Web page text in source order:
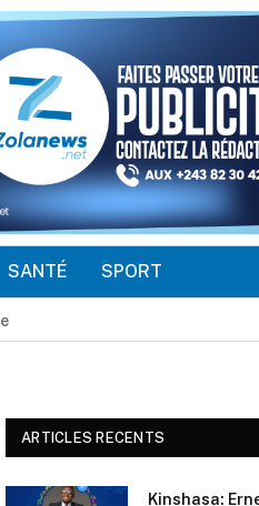
SANTÉ SPORT
ARTICLES RECENTS
Kinshasa: